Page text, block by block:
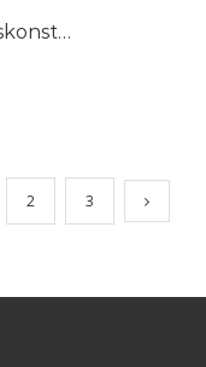
Reglor för Trädgårdskonsten, grundade på mångårig praktik af J. Gernandt.
2 3